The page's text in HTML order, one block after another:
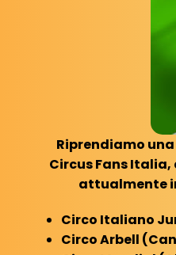
Riprendiamo
Circus Fans
attualmente
Circo Italiano
Circo Arbell